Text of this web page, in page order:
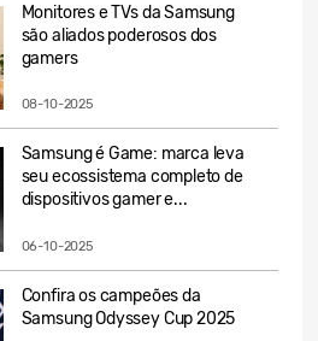
Monitores e TVs da Samsung
são aliados poderosos dos
gamers
08-10-2025
Samsung é Game: marca leva
seu ecossistema completo de
dispositivos gamer e...
06-10-2025
Confira os campeões da
Samsung Odyssey Cup 2025